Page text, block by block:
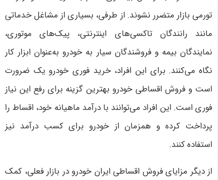
تورمی بازار متضرر نشوند. از طرفی، بسیاری از مشاغل خدماتی
مانند رانندگان تاکسی‌های اینترنتی، پیک‌های موتوری،
نمایندگان بیمه و فروشندگان سیار به خودرو به‌عنوان ابزار کار
نگاه می‌کنند. برای این افراد، خرید فوری خودرو یک ضرورت
است و فروش اقساطی خودرو بهترین گزینه برای رفع این نیاز
فوری است. این افراد می‌توانند با درآمد ماهیانه خود، اقساط را
پرداخت کرده و همزمان از خودرو برای کسب درآمد نیز
استفاده کنند.
از دیگر مزایای فروش اقساطی ایران خودرو در بازار فعلی، کمک